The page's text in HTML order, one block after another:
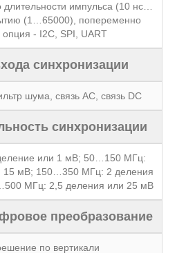
длительности импульса (10 нс…
(1…65000), попеременно
опция - I2C, SPI, UART
синхронизации
шума, связь АС, связь DC
синхронизации
или 1 мВ; 50…150 МГц:
15 мВ; 150…350 МГц: 2 деления
МГц: 2,5 деления или 25 мВ
преобразование
по вертикали